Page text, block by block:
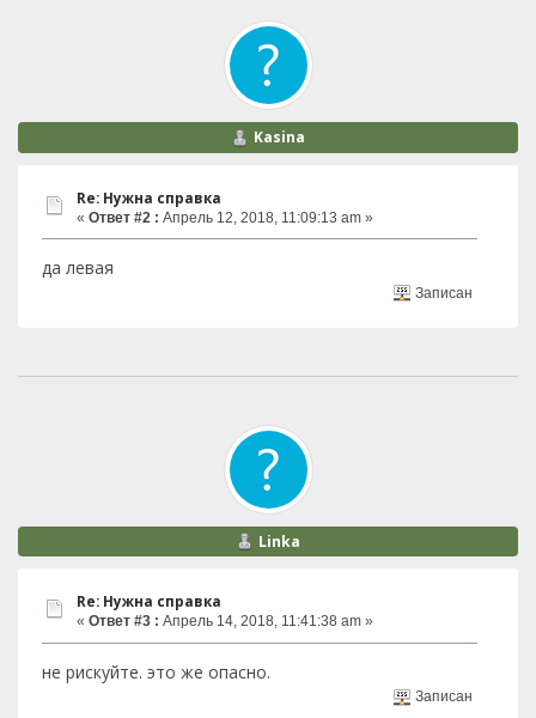
Kasina
Re: Нужна справка
« Ответ #2 : Апрель 12, 2018, 11:09:13 am »
да левая
Записан
Linka
Re: Нужна справка
« Ответ #3 : Апрель 14, 2018, 11:41:38 am »
не рискуйте. это же опасно.
Записан